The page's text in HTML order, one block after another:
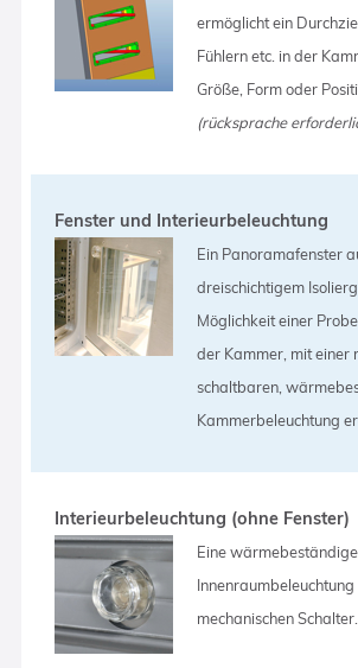
ermöglicht ein
Fühlern etc. in der
Größe, Form oder
(rücksprache
Fenster und Interieurbeleuchtung
Ein Panoramafenster
dreischichtigem
Möglichkeit einer
der Kammer, mit einer
schaltbaren,
Kammerbeleuchtung
Interieurbeleuchtung (ohne Fenster)
Eine wärmebeständige
mechanischen Schalter.